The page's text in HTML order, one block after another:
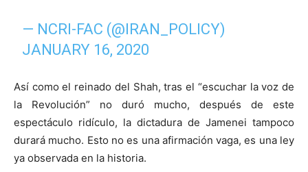
— NCRI-FAC (@IRAN_POLICY)
JANUARY 16, 2020
Así como el reinado del Shah, tras el “escuchar la voz de
la Revolución” no duró mucho, después de este
espectáculo ridículo, la dictadura de Jamenei tampoco
durará mucho. Esto no es una afirmación vaga, es una ley
ya observada en la historia.